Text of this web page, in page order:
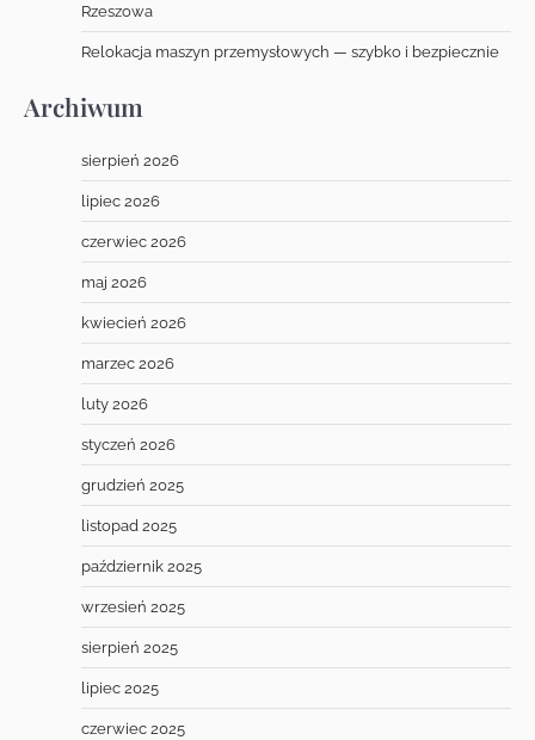
Rzeszowa
Relokacja maszyn przemysłowych — szybko i bezpiecznie
Archiwum
sierpień 2026
lipiec 2026
czerwiec 2026
maj 2026
kwiecień 2026
marzec 2026
luty 2026
styczeń 2026
grudzień 2025
listopad 2025
październik 2025
wrzesień 2025
sierpień 2025
lipiec 2025
czerwiec 2025